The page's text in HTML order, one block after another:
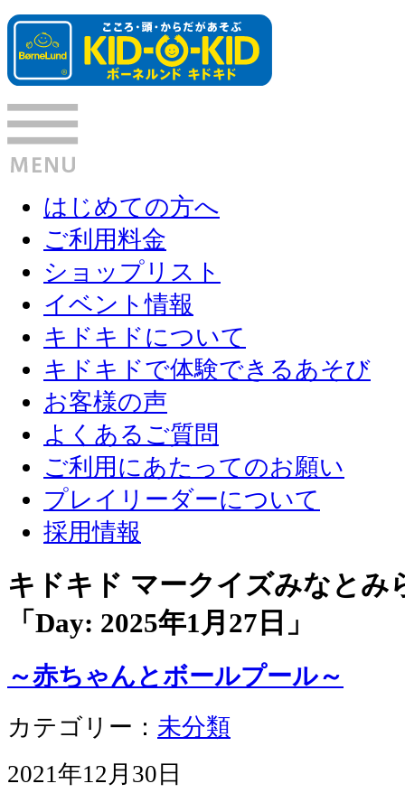
はじめての方へ
ご利用料金
ショップリスト
イベント情報
キドキドについて
キドキドで体験できるあそび
お客様の声
よくあるご質問
ご利用にあたってのお願い
プレイリーダーについて
採用情報
キドキド マークイズみなと
「Day: 2025年1月27日 」
～赤ちゃんとボールプール～
カテゴリー： 未分類
2021年12月30日